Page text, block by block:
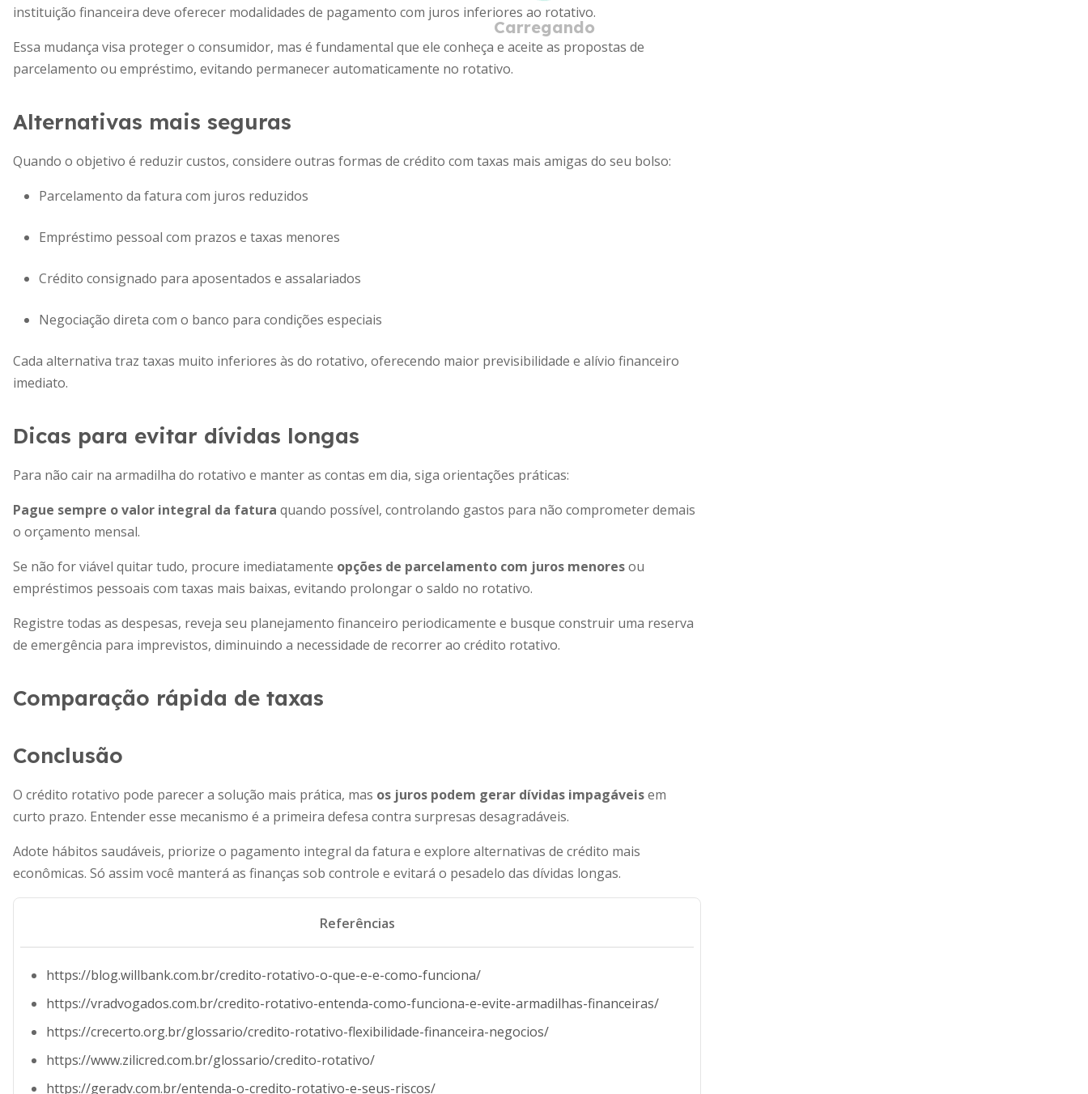
instituição financeira deve oferecer modalidades de pagamento com juros inferiores ao rotativo.
Essa mudança visa proteger o consumidor, mas é fundamental que ele conheça e aceite as propostas de
parcelamento ou empréstimo, evitando permanecer automaticamente no rotativo.
Alternativas mais seguras
Quando o objetivo é reduzir custos, considere outras formas de crédito com taxas mais amigas do seu bolso:
Parcelamento da fatura com juros reduzidos
Empréstimo pessoal com prazos e taxas menores
Crédito consignado para aposentados e assalariados
Negociação direta com o banco para condições especiais
Cada alternativa traz taxas muito inferiores às do rotativo, oferecendo maior previsibilidade e alívio financeiro
imediato.
Dicas para evitar dívidas longas
Para não cair na armadilha do rotativo e manter as contas em dia, siga orientações práticas:
Pague sempre o valor integral da fatura quando possível, controlando gastos para não comprometer demais
o orçamento mensal.
Se não for viável quitar tudo, procure imediatamente opções de parcelamento com juros menoresou
empréstimos pessoais com taxas mais baixas, evitando prolongar o saldo no rotativo.
Registre todas as despesas, reveja seu planejamento financeiro periodicamente e busque construir uma reserva
de emergência para imprevistos, diminuindo a necessidade de recorrer ao crédito rotativo.
Comparação rápida de taxas
Conclusão
O crédito rotativo pode parecer a solução mais prática, mas os juros podem gerar dívidas impagáveisem
curto prazo. Entender esse mecanismo é a primeira defesa contra surpresas desagradáveis.
Adote hábitos saudáveis, priorize o pagamento integral da fatura e explore alternativas de crédito mais
econômicas. Só assim você manterá as finanças sob controle e evitará o pesadelo das dívidas longas.
Referências
https://blog.willbank.com.br/credito-rotativo-o-que-e-e-como-funciona/
https://vradvogados.com.br/credito-rotativo-entenda-como-funciona-e-evite-armadilhas-financeiras/
https://crecerto.org.br/glossario/credito-rotativo-flexibilidade-financeira-negocios/
https://www.zilicred.com.br/glossario/credito-rotativo/
https://geradv.com.br/entenda-o-credito-rotativo-e-seus-riscos/